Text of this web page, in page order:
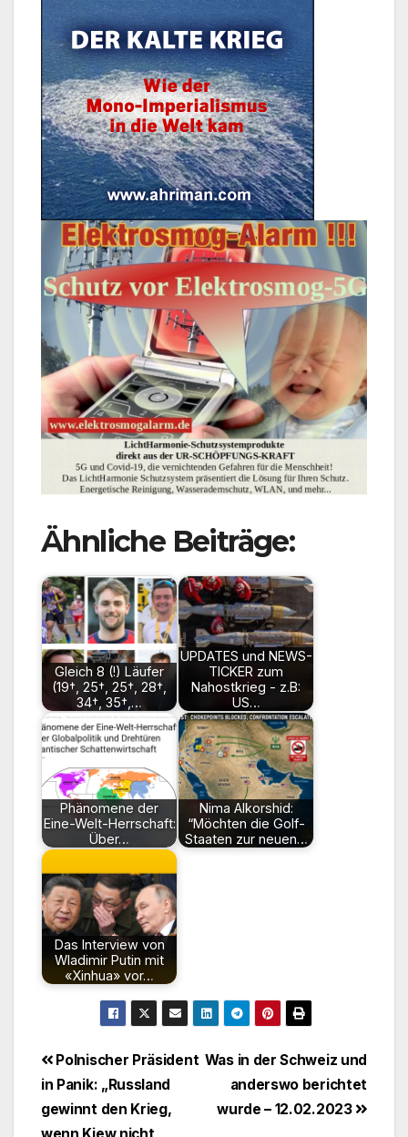
Ähnliche Beiträge:
Gleich 8 (!) Läufer
(19†, 25†, 25†, 28†,
34†, 35†,…
UPDATES und NEWS-
TICKER zum
Nahostkrieg - z.B:
US…
Phänomene der
Eine-Welt-Herrschaft:
Über…
Nima Alkorshid:
“Möchten die Golf-
Staaten zur neuen…
Das Interview von
Wladimir Putin mit
«Xinhua» vor…
Beitragsnavigation
Was in der Schweiz und
anderswo berichtet
wurde – 12.02.2023
Polnischer Präsident
in Panik: „Russland
gewinnt den Krieg,